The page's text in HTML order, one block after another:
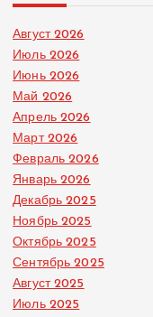
Август 2026
Июль 2026
Июнь 2026
Май 2026
Апрель 2026
Март 2026
Февраль 2026
Январь 2026
Декабрь 2025
Ноябрь 2025
Октябрь 2025
Сентябрь 2025
Август 2025
Июль 2025